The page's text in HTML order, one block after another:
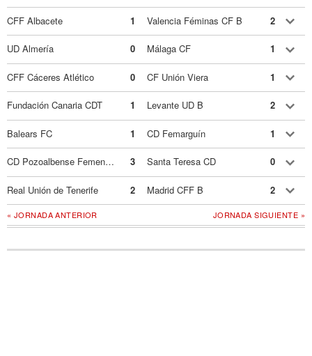
CFF Albacete 1 Valencia Féminas CF B 2
UD Almería 0 Málaga CF 1
CFF Cáceres Atlético 0 CF Unión Viera 1
Fundación Canaria CDT 1 Levante UD B 2
Balears FC 1 CD Femarguín 1
CD Pozoalbense Femenino 3 Santa Teresa CD 0
Real Unión de Tenerife 2 Madrid CFF B 2
JORNADA SIGUIENTE »
« JORNADA ANTERIOR